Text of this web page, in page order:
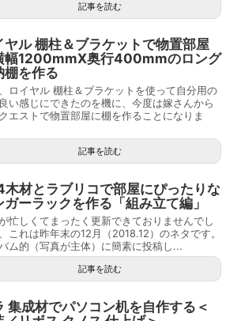
記事を読む
ヤル 棚柱＆ブラケットで物置部屋
幅1200mmX奥行400mmのロング
棚を作る
ロイヤル 棚柱＆ブラケットを使って自分用の
い感じにできたのを機に、今度は嫁さんから
エストで物置部屋に棚を作ることになりま
記事を読む
材とラブリコで部屋にぴったりな
ガーラックを作る「組み立て編」
忙しくてまったく更新できておりませんでし
これは昨年末の12月（2018.12）のネタです。
ム的（写真が主体）に簡素に投稿し...
記事を読む
集成材でパソコン机を自作する＜